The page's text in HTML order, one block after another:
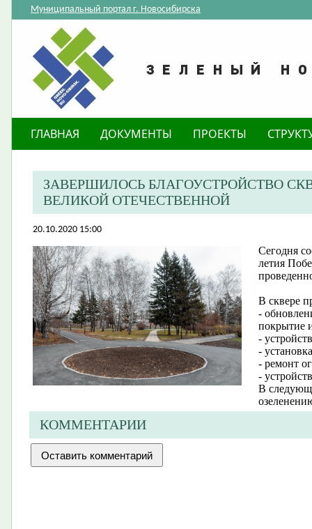
Муниципальный портал г. Новосибирска
ГЛАВНАЯ ДОКУМЕНТЫ ПРОЕКТЫ
ЗАВЕРШИЛОСЬ БЛАГОУСТРОЙСТВО
ВЕЛИКОЙ ОТЕЧЕСТВЕННОЙ
20.10.2020 15:00
Сегодня
летия
В сквере
-
покрытие
-
-
- ремонт
-
В
КОММЕНТАРИИ